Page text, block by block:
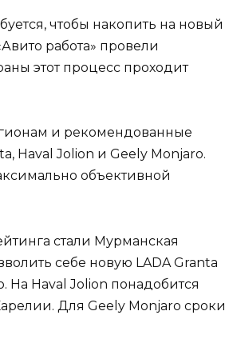
чтобы накопить на новый
работа» провели
этот процесс проходит
и рекомендованные
Haval Jolion и Geely Monjaro.
объективной
стали Мурманская
себе новую LADA Granta
На Haval Jolion понадобится
Для Geely Monjaro сроки